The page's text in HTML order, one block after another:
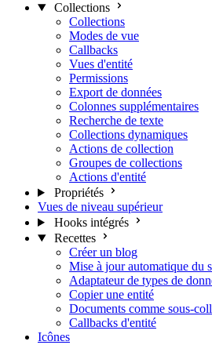
Collections
Collections
Modes de vue
Callbacks
Vues d'entité
Permissions
Export de données
Colonnes supplémentaires
Recherche de texte
Collections dynamiques
Actions de collection
Groupes de collections
Actions d'entité
Propriétés
Vues de niveau supérieur
Hooks intégrés
Recettes
Créer un blog
Mise à jour automatique du
Adaptateur de types de
Copier une entité
Documents comme sous-
Callbacks d'entité
Icônes